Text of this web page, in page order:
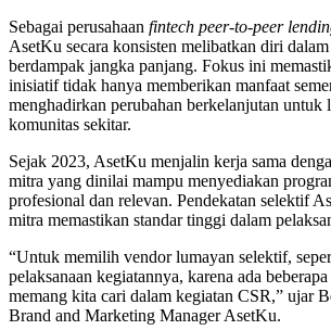
Sebagai perusahaan fintech peer-to-peer
AsetKu secara konsisten melibatkan diri
berdampak jangka panjang. Fokus ini
inisiatif tidak hanya memberikan manfaat
menghadirkan perubahan berkelanjutan untuk
komunitas sekitar.
Sejak 2023, AsetKu menjalin kerja sama
mitra yang dinilai mampu menyediakan
profesional dan relevan. Pendekatan selektif
mitra memastikan standar tinggi dalam
“Untuk memilih vendor lumayan selektif,
pelaksanaan kegiatannya, karena ada
memang kita cari dalam kegiatan CSR,” ujar
Brand and Marketing Manager AsetKu.